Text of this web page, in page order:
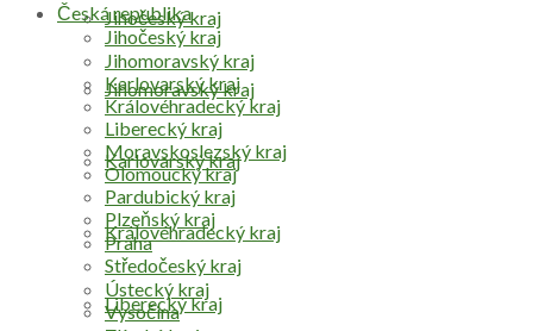
Jihočeský kraj
Jihomoravský kraj
Karlovarský kraj
Královéhradecký kraj
Liberecký kraj
Česká republika
Jihočeský kraj
Jihomoravský kraj
Karlovarský kraj
Královéhradecký kraj
Liberecký kraj
Moravskoslezský kraj
Olomoucký kraj
Pardubický kraj
Plzeňský kraj
Praha
Středočeský kraj
Ústecký kraj
Vysočina